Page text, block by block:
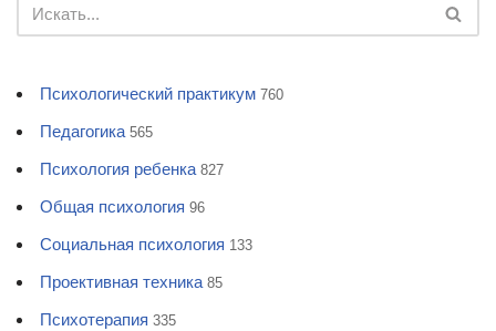
Психологический практикум 760
Педагогика 565
Психология ребенка 827
Общая психология 96
Социальная психология 133
Проективная техника 85
Психотерапия 335